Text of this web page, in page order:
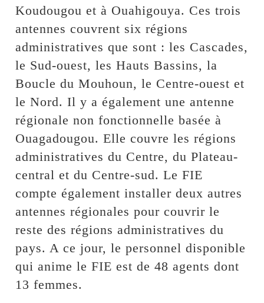
Koudougou et à Ouahigouya. Ces trois
antennes couvrent six régions
administratives que sont : les Cascades,
le Sud-ouest, les Hauts Bassins, la
Boucle du Mouhoun, le Centre-ouest et
le Nord. Il y a également une antenne
régionale non fonctionnelle basée à
Ouagadougou. Elle couvre les régions
administratives du Centre, du Plateau-
central et du Centre-sud. Le FIE
compte également installer deux autres
antennes régionales pour couvrir le
reste des régions administratives du
pays. A ce jour, le personnel disponible
qui anime le FIE est de 48 agents dont
13 femmes.